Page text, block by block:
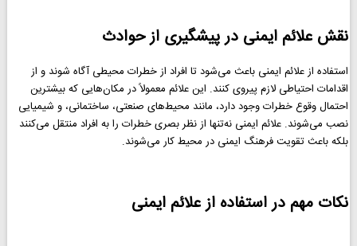
نقش علائم ایمنی در پیشگیری از حوادث
استفاده از علائم ایمنی باعث می‌شود تا افراد از خطرات محیطی آگاه شوند و از
اقدامات احتیاطی لازم پیروی کنند. این علائم معمولاً در مکان‌هایی که بیشترین
احتمال وقوع خطرات وجود دارد، مانند محیط‌های صنعتی، ساختمانی، و شیمیایی
نصب می‌شوند. علائم ایمنی نه‌تنها از نظر بصری خطرات را به افراد منتقل می‌کنند
بلکه باعث تقویت فرهنگ ایمنی در محیط کار می‌شوند.
نکات مهم در استفاده از علائم ایمنی